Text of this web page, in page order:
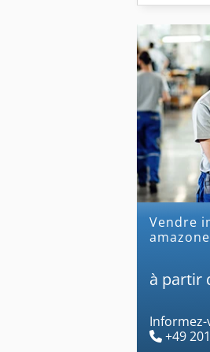
Vendre immédiatement
à partir
+49
Amazone Uf 1501